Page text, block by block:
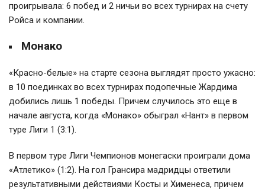
проигрывала: 6 побед и 2 ничьи во всех турнирах на счету
Ройса и компании.
Монако
«Красно-белые» на старте сезона выглядят просто ужасно:
в 10 поединках во всех турнирах подопечные Жардима
добились лишь 1 победы. Причем случилось это еще в
начале августа, когда «Монако» обыграл «Нант» в первом
туре Лиги 1 (3:1).
В первом туре Лиги Чемпионов монегаски проиграли дома
«Атлетико» (1:2). На гол Грансира мадридцы ответили
результативными действиями Косты и Хименеса, причем